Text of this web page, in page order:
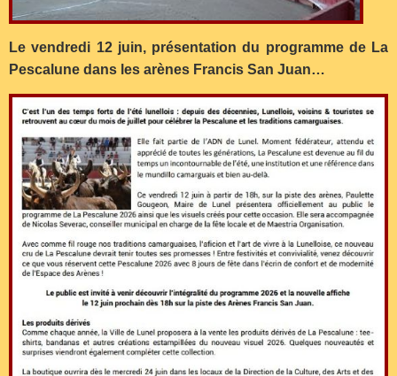
Le vendredi 12 juin, présentation du programme de La
Pescalune dans les arènes Francis San Juan…